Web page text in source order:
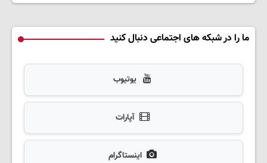
ما را در شبکه های اجتماعی دنبال کنید
یوتیوب
آپارات
اینستاگرام